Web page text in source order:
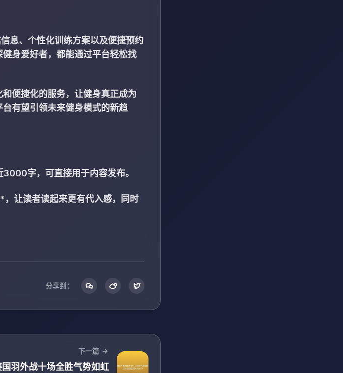
息、个性化训练方案以及便捷预约
身爱好者，都能通过平台轻松找
便捷化的服务，让健身真正成为
有望引领未来健身模式的新趋
字，可直接用于内容发布。
让读者读起来更有代入感，同时
分享到：
下一篇
羽外战十场全胜气势如虹